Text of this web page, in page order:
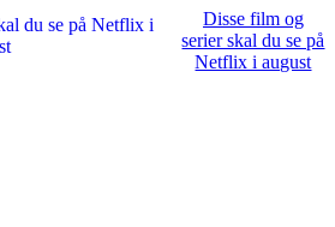
Disse film og
serier skal du se på
Netflix i august